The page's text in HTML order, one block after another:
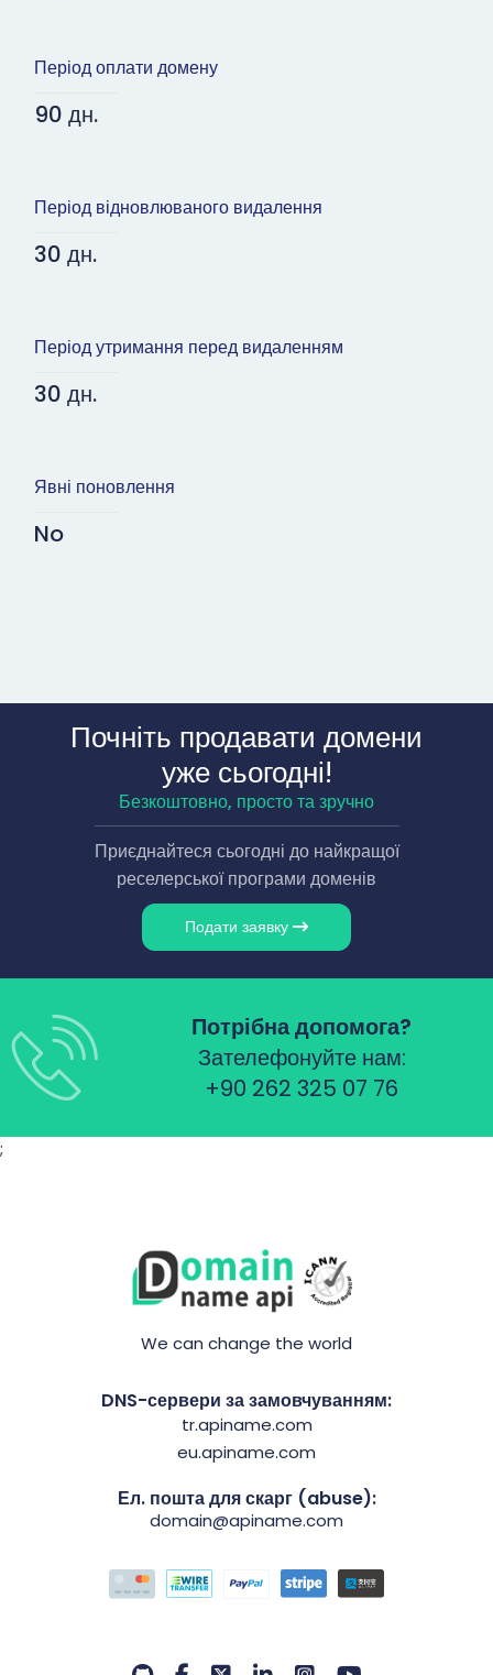
Період оплати домену
90 дн.
Період відновлюваного видалення
30 дн.
Період утримання перед видаленням
30 дн.
Явні поновлення
No
Почніть продавати домени
уже сьогодні!
Безкоштовно, просто та зручно
Приєднайтеся сьогодні до найкращої
реселерської програми доменів
Подати заявку
Потрібна допомога?
Зателефонуйте нам:
+90 262 325 07 76
;
We can change the world
DNS-сервери за замовчуванням:
tr.apiname.com
eu.apiname.com
Ел. пошта для скарг (abuse):
domain@apiname.com